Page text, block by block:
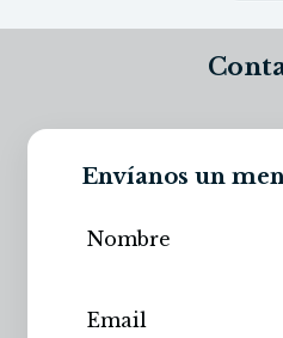
Envíanos un